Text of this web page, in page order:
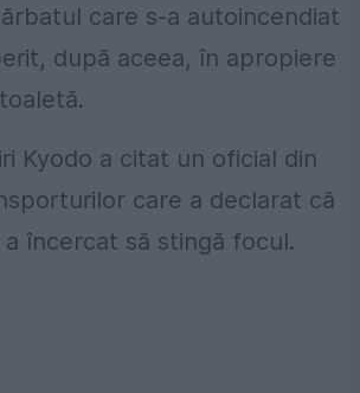
care s-a autoincendiat
după aceea, în apropiere
Kyodo a citat un oficial din
care a declarat că
încercat să stingă focul.